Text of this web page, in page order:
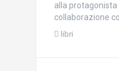
alla protagonista
collaborazione
libri